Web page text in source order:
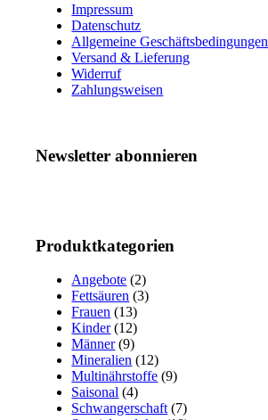
Impressum
Datenschutz
Allgemeine Geschäftsbedingungen
Versand & Lieferung
Widerruf
Zahlungsweisen
Newsletter abonnieren
Produktkategorien
Angebote (2)
Fettsäuren (3)
Frauen (13)
Kinder (12)
Männer (9)
Mineralien (12)
Multinährstoffe (9)
Saisonal (4)
Schwangerschaft (7)